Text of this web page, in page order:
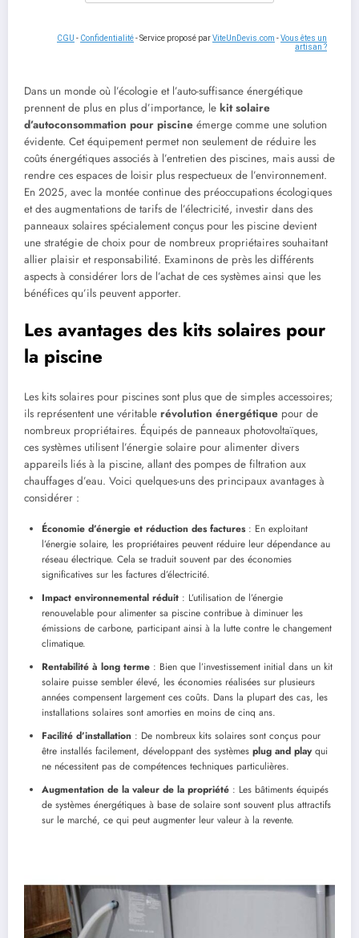
CGU - Confidentialité- Service proposé parViteUnDevis.com -Vous êtes un
artisan ?
Dans un monde où l’écologie et l’auto-suffisance énergétique
prennent de plus en plus d’importance, le kit solaire
d’autoconsommation pour piscine émerge comme une solution
évidente. Cet équipement permet non seulement de réduire les
coûts énergétiques associés à l’entretien des piscines, mais aussi de
rendre ces espaces de loisir plus respectueux de l’environnement.
En 2025, avec la montée continue des préoccupations écologiques
et des augmentations de tarifs de l’électricité, investir dans des
panneaux solaires spécialement conçus pour les piscine devient
une stratégie de choix pour de nombreux propriétaires souhaitant
allier plaisir et responsabilité. Examinons de près les différents
aspects à considérer lors de l’achat de ces systèmes ainsi que les
bénéfices qu’ils peuvent apporter.
Les avantages des kits solaires pour
la piscine
Les kits solaires pour piscines sont plus que de simples accessoires;
ils représentent une véritable révolution énergétique pour de
nombreux propriétaires. Équipés de panneaux photovoltaïques,
ces systèmes utilisent l’énergie solaire pour alimenter divers
appareils liés à la piscine, allant des pompes de filtration aux
chauffages d’eau. Voici quelques-uns des principaux avantages à
considérer :
Économie d’énergie et réduction des factures: En exploitant
l’énergie solaire, les propriétaires peuvent réduire leur dépendance au
réseau électrique. Cela se traduit souvent par des économies
significatives sur les factures d’électricité.
Impact environnemental réduit : L’utilisation de l’énergie
renouvelable pour alimenter sa piscine contribue à diminuer les
émissions de carbone, participant ainsi à la lutte contre le changement
climatique.
Rentabilité à long terme : Bien que l’investissement initial dans un kit
solaire puisse sembler élevé, les économies réalisées sur plusieurs
années compensent largement ces coûts. Dans la plupart des cas, les
installations solaires sont amorties en moins de cinq ans.
Facilité d’installation : De nombreux kits solaires sont conçus pour
être installés facilement, développant des systèmes plug and playqui
ne nécessitent pas de compétences techniques particulières.
Augmentation de la valeur de la propriété : Les bâtiments équipés
de systèmes énergétiques à base de solaire sont souvent plus attractifs
sur le marché, ce qui peut augmenter leur valeur à la revente.